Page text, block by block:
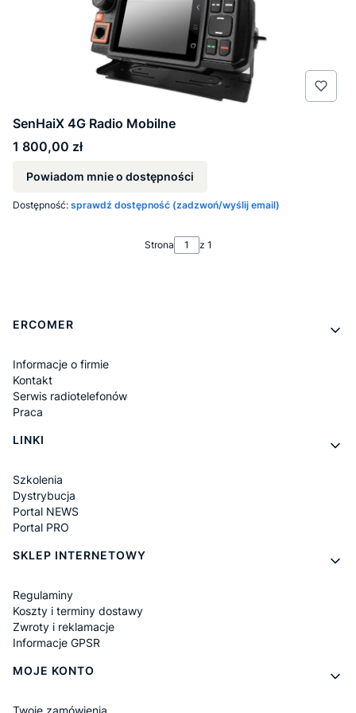
SenHaiX 4G Radio Mobilne
Cena
1 800,00 zł
Powiadom mnie o dostępności
Dostępność: sprawdź dostępność (zadzwoń/wyślij email)
Strona z 1
Linki w stopce
ERCOMER
Informacje o firmie
Kontakt
Serwis radiotelefonów
Praca
LINKI
Szkolenia
Dystrybucja
Portal NEWS
Portal PRO
SKLEP INTERNETOWY
Regulaminy
Koszty i terminy dostawy
Zwroty i reklamacje
Informacje GPSR
MOJE KONTO
Twoje zamówienia